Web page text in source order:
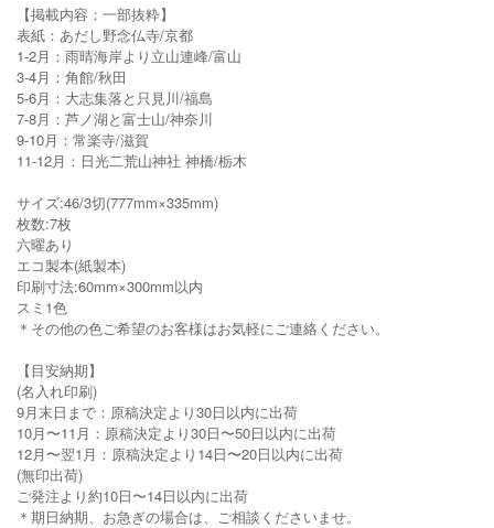
【掲載内容：一部抜粋】
表紙：あだし野念仏寺/京都
1-2月：雨晴海岸より立山連峰/富山
3-4月：角館/秋田
5-6月：大志集落と只見川/福島
7-8月：芦ノ湖と富士山/神奈川
9-10月：常楽寺/滋賀
11-12月：日光二荒山神社 神橋/栃木
サイズ:46/3切(777mm×335mm)
枚数:7枚
六曜あり
エコ製本(紙製本)
印刷寸法:60mm×300mm以内
スミ1色
＊その他の色ご希望のお客様はお気軽にご連絡ください。
【目安納期】
(名入れ印刷)
9月末日まで：原稿決定より30日以内に出荷
10月〜11月：原稿決定より30日〜50日以内に出荷
12月〜翌1月：原稿決定より14日〜20日以内に出荷
(無印出荷)
ご発注より約10日〜14日以内に出荷
＊期日納期、お急ぎの場合は、ご相談くださいませ。